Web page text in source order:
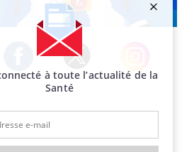
Facebook Twitter Instagram
à toute l’actualité de la
Santé